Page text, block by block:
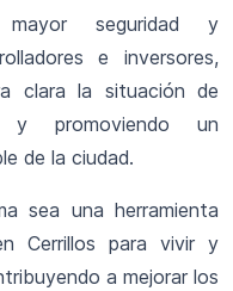
mayor seguridad y
e inversores,
clara la situación de
y promoviendo un
de la ciudad.
sea una herramienta
Cerrillos para vivir y
a mejorar los